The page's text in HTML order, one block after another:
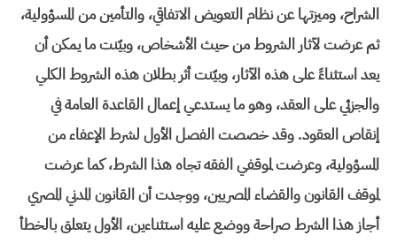
الشراح، وميزتها عن نظام التعويض الاتفاقي، والتأمين من المسؤولية،
ثم عرضت لآثار الشروط من حيث الأشخاص، وبيّنت ما يمكن أن
يعد استثناءً على هذه الآثار، وبيّنت أثر بطلان هذه الشروط الكلي
والجزئي على العقد، وهو ما يستدعي إعمال القاعدة العامة في
إنقاص العقود. وقد خصصت الفصل الأول لشرط الإعفاء من
المسؤولية، وعرضت لموقفي الفقه تجاه هذا الشرط، كما عرضت
لموقف القانون والقضاء المصريين، ووجدت أن القانون المدني المصري
أجاز هذا الشرط صراحة ووضع عليه استثناءين، الأول يتعلق بالخطأ